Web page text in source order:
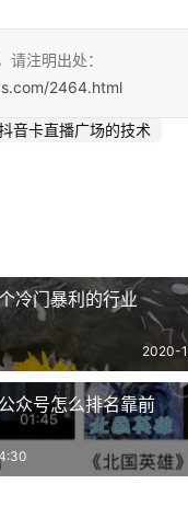
请注明出处：
2464.html
音卡直播广场的技术
冷门暴利的行业
2020-
众号怎么排名靠前